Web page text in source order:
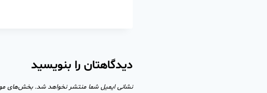
دیدگاهتان را بنویسید
نشانی ایمیل شما منتشر نخواهد شد. بخش‌های